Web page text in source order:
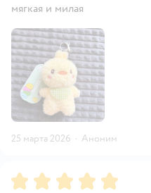
мягкая и милая
25 марта 2026 · Аноним
Рейтинг:5